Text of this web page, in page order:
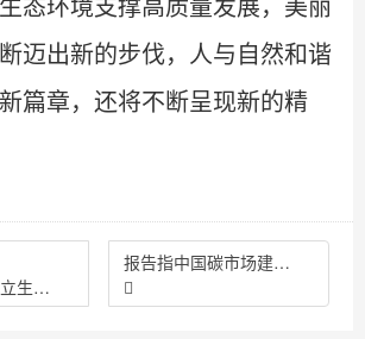
态环境支撑高质量发展，美丽
迈出新的步伐，人与自然和谐
篇章，还将不断呈现新的精
东北林业大学成立生态学院 服务生态文明
报告指中国碳市场建设国际合作不断加强